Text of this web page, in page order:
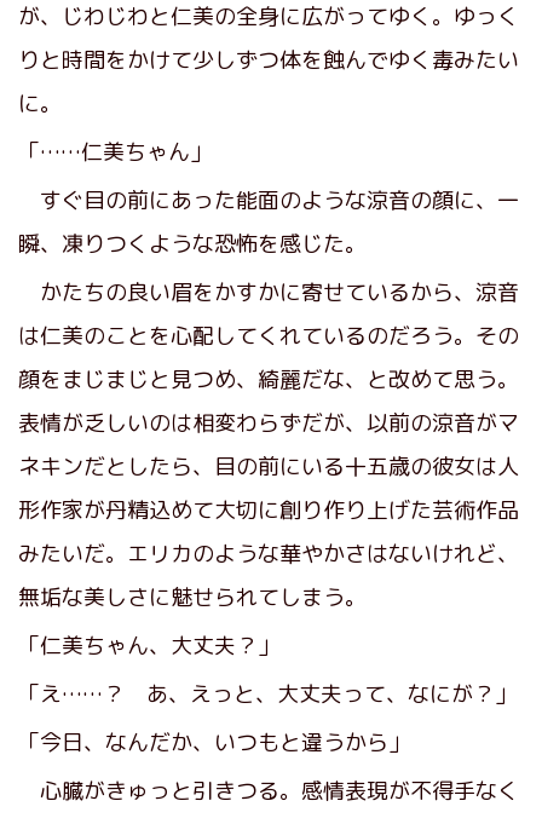
が、じわじわと仁美の全身に広がってゆく。ゆっく
りと時間をかけて少しずつ体を蝕んでゆく毒みたい
に。
「……仁美ちゃん」
すぐ目の前にあった能面のような涼音の顔に、一
瞬、凍りつくような恐怖を感じた。
かたちの良い眉をかすかに寄せているから、涼音
は仁美のことを心配してくれているのだろう。その
顔をまじまじと見つめ、綺麗だな、と改めて思う。
表情が乏しいのは相変わらずだが、以前の涼音がマ
ネキンだとしたら、目の前にいる十五歳の彼女は人
形作家が丹精込めて大切に創り作り上げた芸術作品
みたいだ。エリカのような華やかさはないけれど、
無垢な美しさに魅せられてしまう。
「仁美ちゃん、大丈夫？」
「え……？ あ、えっと、大丈夫って、なにが？」
「今日、なんだか、いつもと違うから」
心臓がきゅっと引きつる。感情表現が不得手なく